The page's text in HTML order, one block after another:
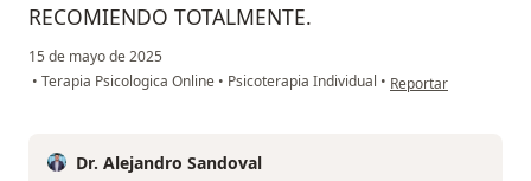
RECOMIENDO TOTALMENTE.
15 de mayo de 2025
• Terapia Psicologica Online • Psicoterapia Individual • en opinión del
Reportar
Dr. Alejandro Sandoval